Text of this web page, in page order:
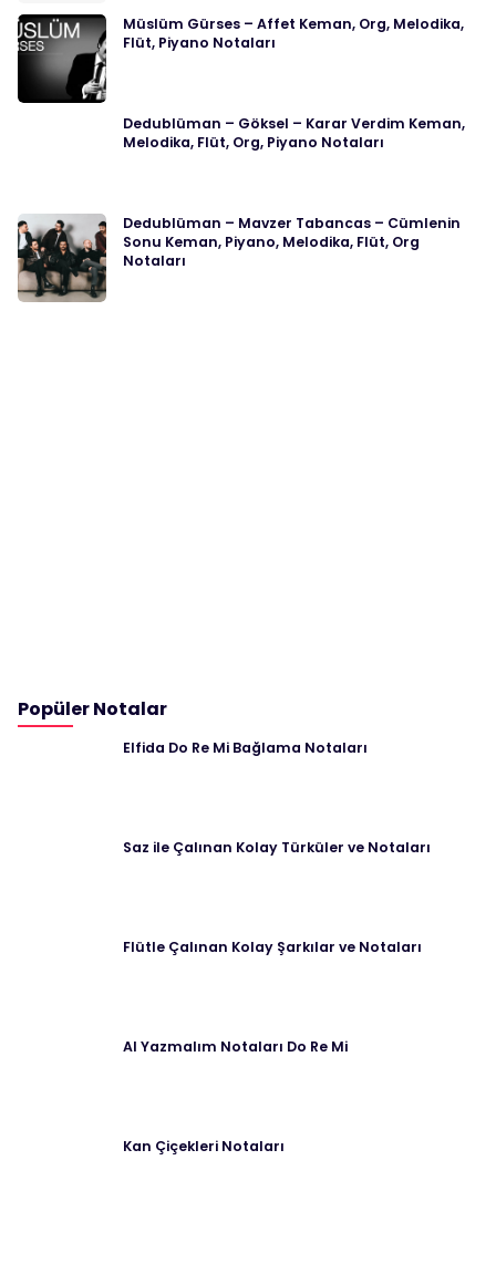
Müslüm Gürses – Affet Keman, Org, Melodika,
Flüt, Piyano Notaları
Dedublüman – Göksel – Karar Verdim Keman,
Melodika, Flüt, Org, Piyano Notaları
Dedublüman – Mavzer Tabancas – Cümlenin
Sonu Keman, Piyano, Melodika, Flüt, Org
Notaları
Popüler Notalar
Elfida Do Re Mi Bağlama Notaları
Saz ile Çalınan Kolay Türküler ve Notaları
Flütle Çalınan Kolay Şarkılar ve Notaları
Al Yazmalım Notaları Do Re Mi
Kan Çiçekleri Notaları